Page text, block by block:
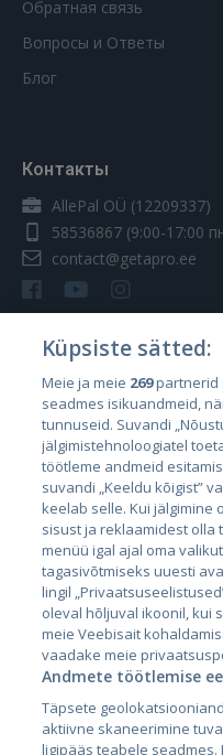
Обратная связь
Вопросы и Ответы
Блог
Контакты
AllePal OÜ (12209337)
58536867 (9:00-17:00
contact@getapro.ee
Страны
Эстония
Латвия
Литва
City24.lv
City24.ee
Küpsiste sätted:
Meie ja meie 269partnerid
seadmes isikuandmeid,
tunnuseid. Suvandi
jälgimistehnoloogiatel
töötleme andmeid
suvandi „Keeldu kõigist”
keelab selle. Kui jälgimine
sisust ja reklaamidest olla
menüü igal ajal oma
tagasivõtmiseks uuesti
lingil
oleval hõljuval ikoonil, kui
meie Veebisait
vaadake meie
Andmete töötlemise
Täpsete
aktiivne skaneerimine
ligipääs teabele